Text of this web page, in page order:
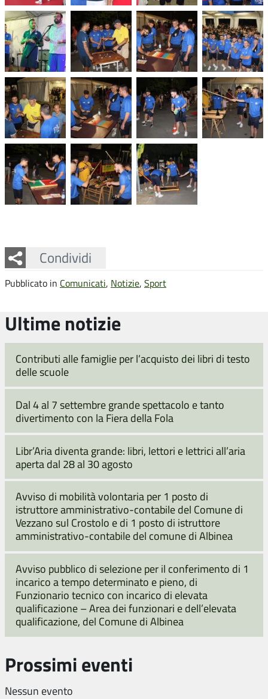
Condividi
Facebook
Twitter
Whatsapp
Pubblicato in Comunicati, Notizie, Sport
Ultime notizie
Contributi alle famiglie per l’acquisto dei libri di testo
delle scuole
Dal 4 al 7 settembre grande spettacolo e tanto
divertimento con la Fiera della Fola
Libr’Aria diventa grande: libri, lettori e lettrici all’aria
aperta dal 28 al 30 agosto
Avviso di mobilità volontaria per 1 posto di
istruttore amministrativo-contabile del Comune di
Vezzano sul Crostolo e di 1 posto di istruttore
amministrativo-contabile del comune di Albinea
Avviso pubblico di selezione per il conferimento di 1
incarico a tempo determinato e pieno, di
Funzionario tecnico con incarico di elevata
qualificazione – Area dei funzionari e dell’elevata
qualificazione, del Comune di Albinea
Prossimi eventi
Nessun evento